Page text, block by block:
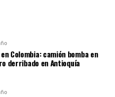
Colombia: camión bomba en
derribado en Antioquía